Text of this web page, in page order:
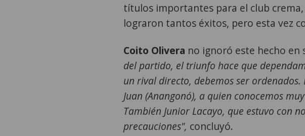
títulos importantes para el club
lograron tantos éxitos, pero esta vez
Coito Olivera no ignoró este hecho en
del partido, el triunfo hace que
un rival directo, debemos ser
Juan (Anangonó), a quien conocemos
También Junior Lacayo, que estuvo con
precauciones", concluyó.